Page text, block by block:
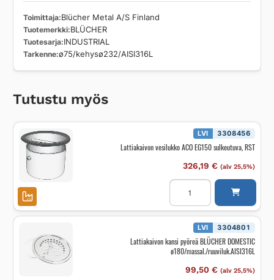
Toimittaja Blücher Metal A/S Finland
Tuotemerkki BLÜCHER
Tuotesarja INDUSTRIAL
Tarkenne ø75/kehysø232/AISI316L
Tutustu myös
LVI 3308456
Lattiakaivon vesilukko ACO EG150 sulkeutuva, RST
326,19 € (alv 25,5%)
Lattiakaivon
vesilukko
EG150
sulkeutuva,
määrä
LVI 3304801
Lattiakaivon kansi pyöreä BLÜCHER DOMESTIC
ø180/massal./ruuviluk.AISI316L
99,50 € (alv 25,5%)